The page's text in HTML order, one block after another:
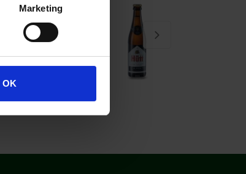
Marketing
OK